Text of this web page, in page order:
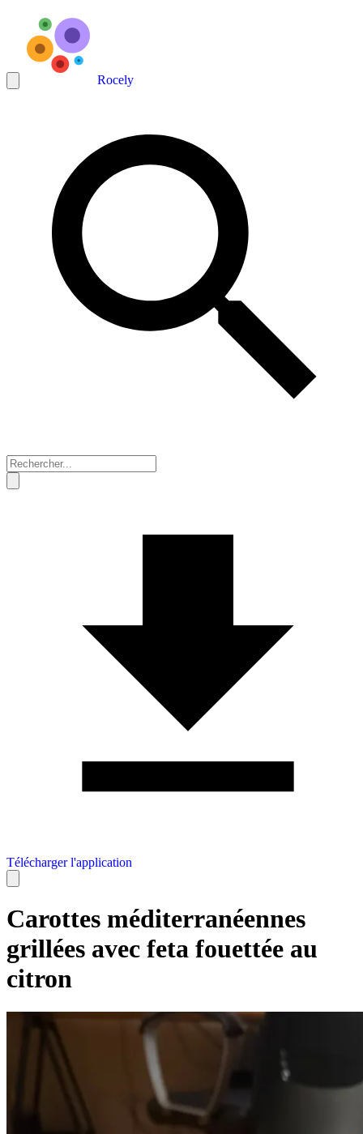
Rocely
Télécharger l'application
Carottes méditerranéennes
grillées avec feta fouettée au
citron